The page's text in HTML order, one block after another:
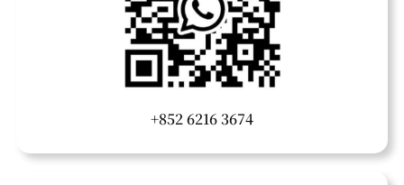
+852 6216 3674